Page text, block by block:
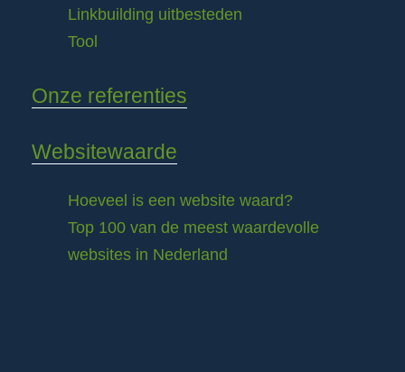
Linkbuilding uitbesteden
Tool
Onze referenties
Websitewaarde
Hoeveel is een website waard?
Top 100 van de meest waardevolle
websites in Nederland